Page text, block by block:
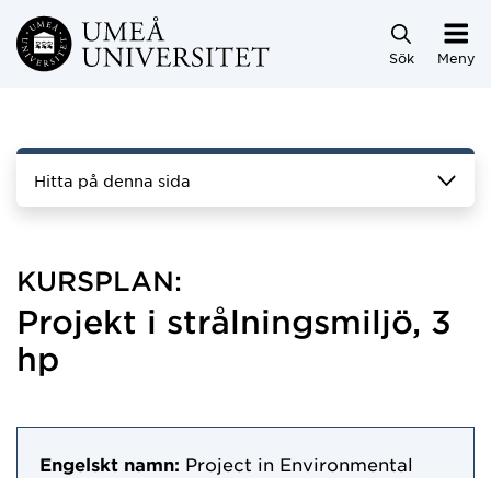
Hoppa direkt till innehållet
Sök Meny
Hitta på denna sida
KURSPLAN:
Projekt i strålningsmiljö, 3
hp
Engelskt namn: Project in Environmental